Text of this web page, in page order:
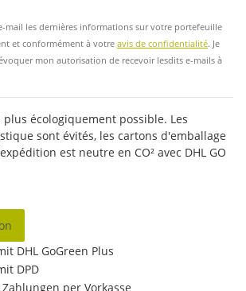
mail les dernières informations sur votre portefeuille
et conformément à votre avis de confidentialité. Je
mon autorisation de recevoir lesdits e-mails à
écologiquement possible. Les
sont évités, les cartons d'emballage
est neutre en CO² avec DHL GO